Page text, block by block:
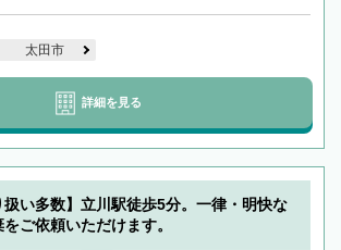
太田市
詳細を見る
扱い多数】立川駅徒歩5分。一律・明快な
ご依頼いただけます。